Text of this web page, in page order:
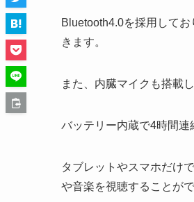
Bluetooth4.0を採用して
きます。
また、内臓マイクも搭載
バッテリー内蔵で4時間連
タブレットやスマホだけ
や音楽を視聴することがで